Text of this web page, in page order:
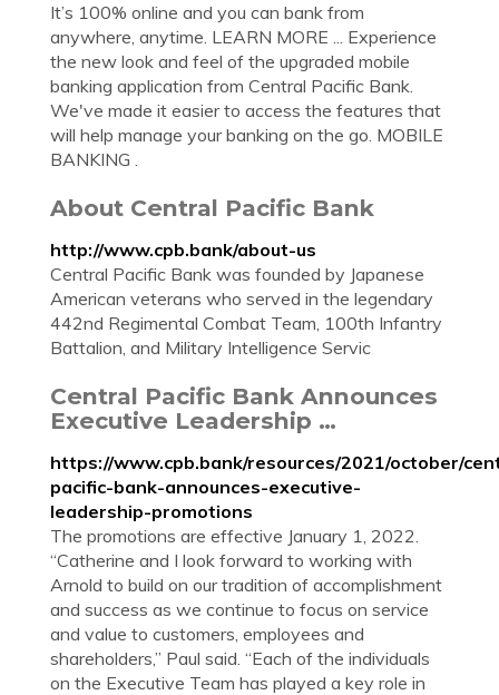
It’s 100% online and you can bank from
anywhere, anytime. LEARN MORE ... Experience
the new look and feel of the upgraded mobile
banking application from Central Pacific Bank.
We've made it easier to access the features that
will help manage your banking on the go. MOBILE
BANKING .
About Central Pacific Bank
http://www.cpb.bank/about-us
Central Pacific Bank was founded by Japanese
American veterans who served in the legendary
442nd Regimental Combat Team, 100th Infantry
Battalion, and Military Intelligence Servic
Central Pacific Bank Announces
Executive Leadership …
https://www.cpb.bank/resources/2021/october/
pacific-bank-announces-executive-
leadership-promotions
The promotions are effective January 1, 2022.
“Catherine and I look forward to working with
Arnold to build on our tradition of accomplishment
and success as we continue to focus on service
and value to customers, employees and
shareholders,” Paul said. “Each of the individuals
on the Executive Team has played a key role in